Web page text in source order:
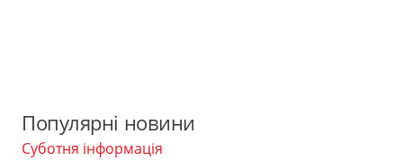
Популярні новини
Суботня інформація